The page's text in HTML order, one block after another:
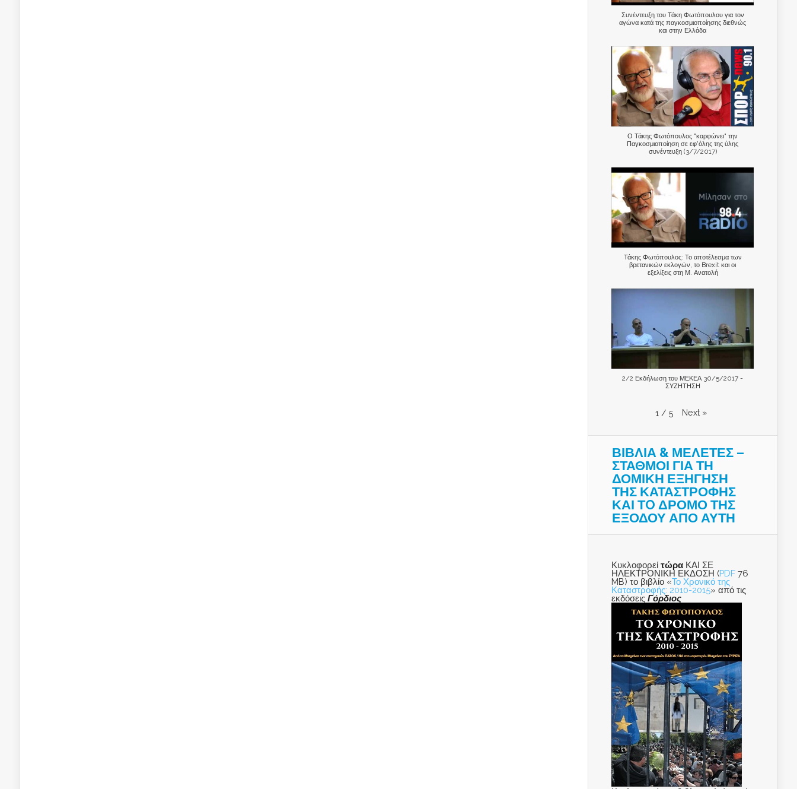
Συνέντευξη του Τάκη Φωτόπουλου για τον
αγώνα κατά της παγκοσμιοποίησης διεθνώς
και στην Ελλάδα
Ο Τάκης Φωτόπουλος "καρφώνει" την
Παγκοσμιοποίηση σε εφ'όλης της ύλης
συνέντευξη (3/7/2017)
Τάκης Φωτόπουλος: Το αποτέλεσμα των
βρετανικών εκλογών, το Brexit και οι
εξελίξεις στη Μ. Ανατολή
2/2 Εκδήλωση του ΜΕΚΕΑ 30/5/2017 -
ΣΥΖΗΤΗΣΗ
1 / 5 Next »
ΒΙΒΛΙΑ & ΜΕΛΕΤΕΣ –
ΣΤΑΘΜΟΙ ΓΙΑ ΤΗ
ΔΟΜΙΚΗ ΕΞΗΓΗΣΗ
ΤΗΣ ΚΑΤΑΣΤΡΟΦΗΣ
ΚΑΙ ΤO ΔΡΟΜΟ ΤΗΣ
ΕΞΟΔΟΥ ΑΠΟ ΑΥΤΗ
Κυκλοφορεί τώρα ΚΑΙ ΣΕ
ΗΛΕΚΤΡΟΝΙΚΗ ΕΚΔΟΣΗ (PDF 76
MB) το βιβλίο «Το Χρονικό της
Καταστροφής: 2010-2015» από τις
εκδόσεις Γόρδιος